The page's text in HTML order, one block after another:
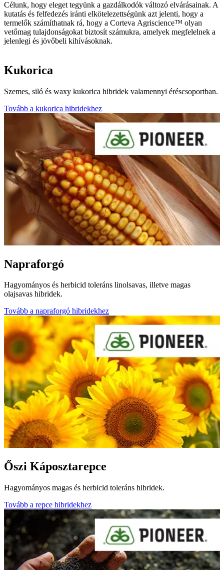
Célunk, hogy eleget tegyünk a gazdálkodók változó elvárásainak. A
kutatás és felfedezés iránti elkötelezettségünk azt jelenti, hogy a
termelők számíthatnak rá, hogy a Corteva Agriscience™ olyan
vetőmag tulajdonságokat biztosít számukra, amelyek megfelelnek a
jelenlegi és jövőbeli kihívásoknak.
Kukorica
Szemes, siló és waxy kukorica hibridek valamennyi éréscsoportban.
Tovább a kukorica hibridekhez
Napraforgó
Hagyományos és herbicid toleráns linolsavas, illetve magas
olajsavas hibridek.
Tovább a napraforgó hibridekhez
Őszi Káposztarepce
Hagyományos magas és herbicid toleráns hibridek.
Tovább a repce hibridekhez